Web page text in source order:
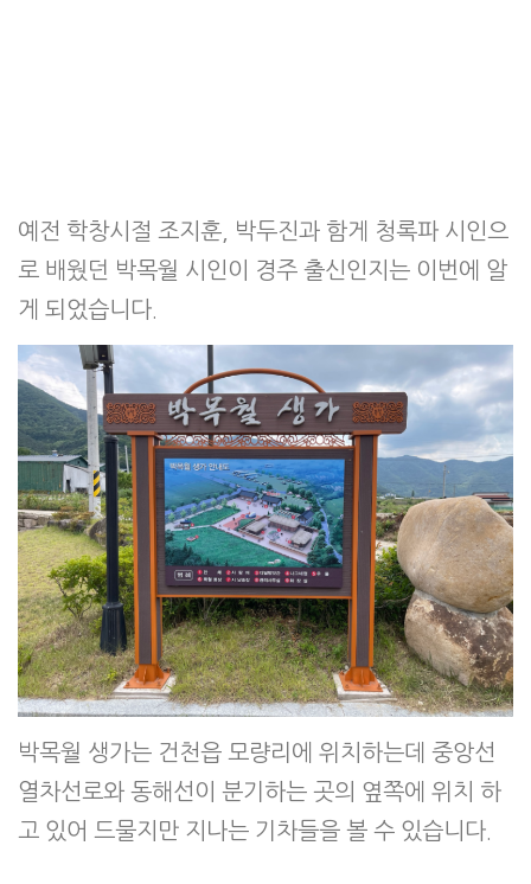
예전 학창시절 조지훈, 박두진과 함게 청록파 시인으
로 배웠던 박목월 시인이 경주 출신인지는 이번에 알
게 되었습니다.
박목월 생가는 건천읍 모량리에 위치하는데 중앙선
열차선로와 동해선이 분기하는 곳의 옆쪽에 위치 하
고 있어 드물지만 지나는 기차들을 볼 수 있습니다.